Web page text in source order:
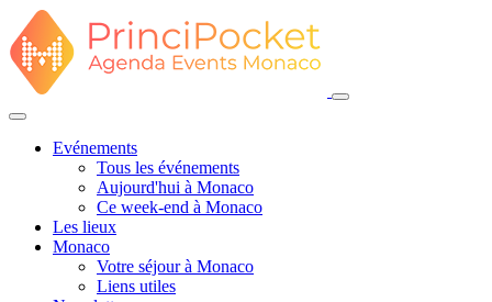
Evénements
Tous les événements
Aujourd'hui à Monaco
Ce week-end à Monaco
Les lieux
Monaco
Votre séjour à Monaco
Liens utiles